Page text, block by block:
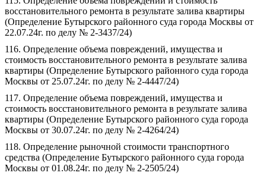
восстановительного ремонта в результате залива квартиры
(Определение Бутырского районного суда города Москвы от
22.07.24г. по делу № 2-3437/24)
116. Определение объема повреждений, имущества и
стоимость восстановительного ремонта в результате залива
квартиры (Определение Бутырского районного суда города
Москвы от 25.07.24г. по делу № 2-4447/24)
117. Определение объема повреждений, имущества и
стоимость восстановительного ремонта в результате залива
квартиры (Определение Бутырского районного суда города
Москвы от 30.07.24г. по делу № 2-4264/24)
118. Определение рыночной стоимости транспортного
средства (Определение Бутырского районного суда города
Москвы от 01.08.24г. по делу № 2-2505/24)